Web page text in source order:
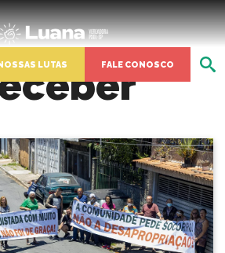
LUTAS FALE CONOSCO